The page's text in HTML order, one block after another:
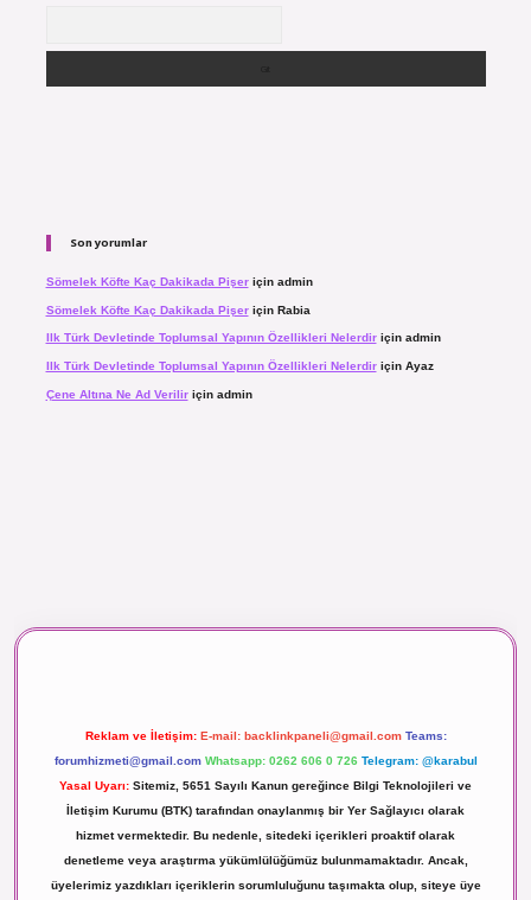
Son yorumlar
Sömelek Köfte Kaç Dakikada Pişeriçin admin
Sömelek Köfte Kaç Dakikada Pişeriçin Rabia
Ilk Türk Devletinde Toplumsal Yapının Özellikleri Nelerdiriçin admin
Ilk Türk Devletinde Toplumsal Yapının Özellikleri Nelerdiriçin Ayaz
Çene Altına Ne Ad Veriliriçin admin
Reklam ve İletişim: E-mail: backlinkpaneli@gmail.com Teams:
forumhizmeti@gmail.com Whatsapp: 0262 606 0 726 Telegram: @karabul
Yasal Uyarı: Sitemiz, 5651 Sayılı Kanun gereğince Bilgi Teknolojileri ve
İletişim Kurumu (BTK) tarafından onaylanmış bir Yer Sağlayıcı olarak
hizmet vermektedir. Bu nedenle, sitedeki içerikleri proaktif olarak
denetleme veya araştırma yükümlülüğümüz bulunmamaktadır. Ancak,
üyelerimiz yazdıkları içeriklerin sorumluluğunu taşımakta olup, siteye üye